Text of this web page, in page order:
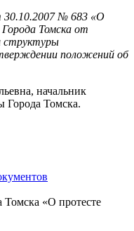
30.10.2007 № 683 «О
Томска от
структуры
положений об
начальник
Города Томска.
«О протесте